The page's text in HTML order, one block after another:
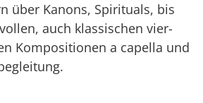
über Kanons, Spirituals, bis
auch klassischen vier-
Kompositionen a capella und